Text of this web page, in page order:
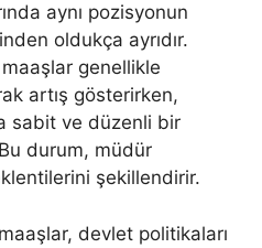
aynı pozisyonun
oldukça ayrıdır.
genellikle
artış gösterirken,
sabit ve düzenli bir
durum, müdür
şekillendirir.
devlet politikaları